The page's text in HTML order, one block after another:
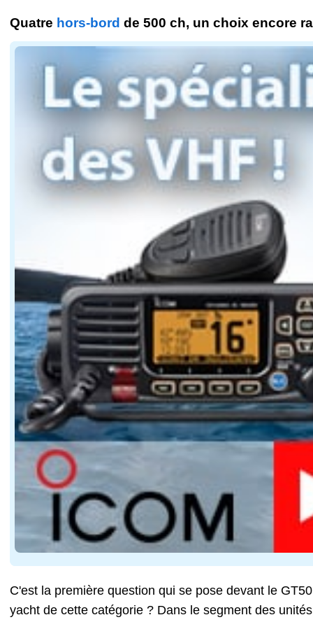
Quatre hors-bord de 500 ch, un choix encore
C'est la première question qui se pose devant le
yacht de cette catégorie ? Dans le segment des